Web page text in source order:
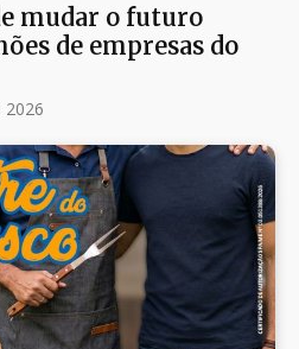
mudar o futuro
de empresas do
2026